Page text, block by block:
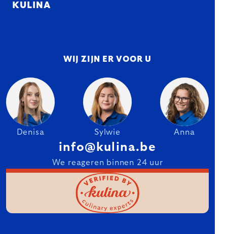
KULINA
WIJ ZIJN ER VOOR U
Denisa Sylwie Anna
info@kulina.be
We reageren binnen 24 uur